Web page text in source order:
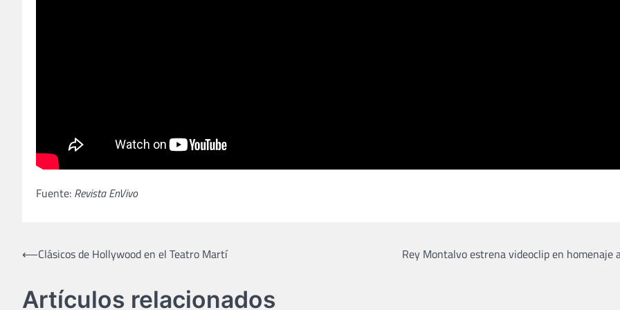
Fuente: Revista EnVivo
Navegación
entradas
⟵Clásicos de Hollywood en el Teatro Martí Rey Montalvo estrena videoclip en homenaje
Artículos relacionados